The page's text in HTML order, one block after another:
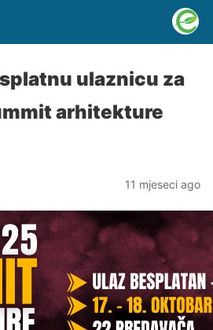
ulaznicu za
arhitekture
11 mjeseci ago